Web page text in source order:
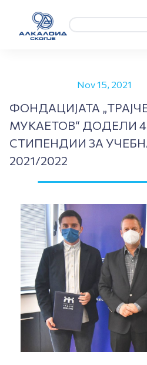
Nov 15, 2021
ФОНДАЦИЈАТА
МУКАЕТОВ“ ДОДЕЛИ
СТИПЕНДИИ ЗА
2021/2022